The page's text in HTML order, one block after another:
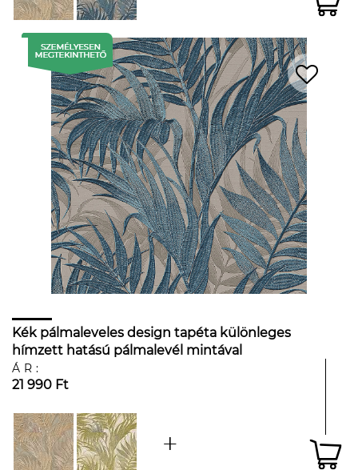
Kék pálmaleveles design tapéta különleges
hímzett hatású pálmalevél mintával
ÁR:
21 990 Ft